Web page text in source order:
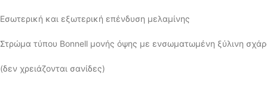
Εσωτερική και εξωτερική επένδυση μελαμίνης
Στρώμα τύπου Bonnell μονής όψης με ενσωματωμένη ξύλινη
(δεν χρειάζονται σανίδες)